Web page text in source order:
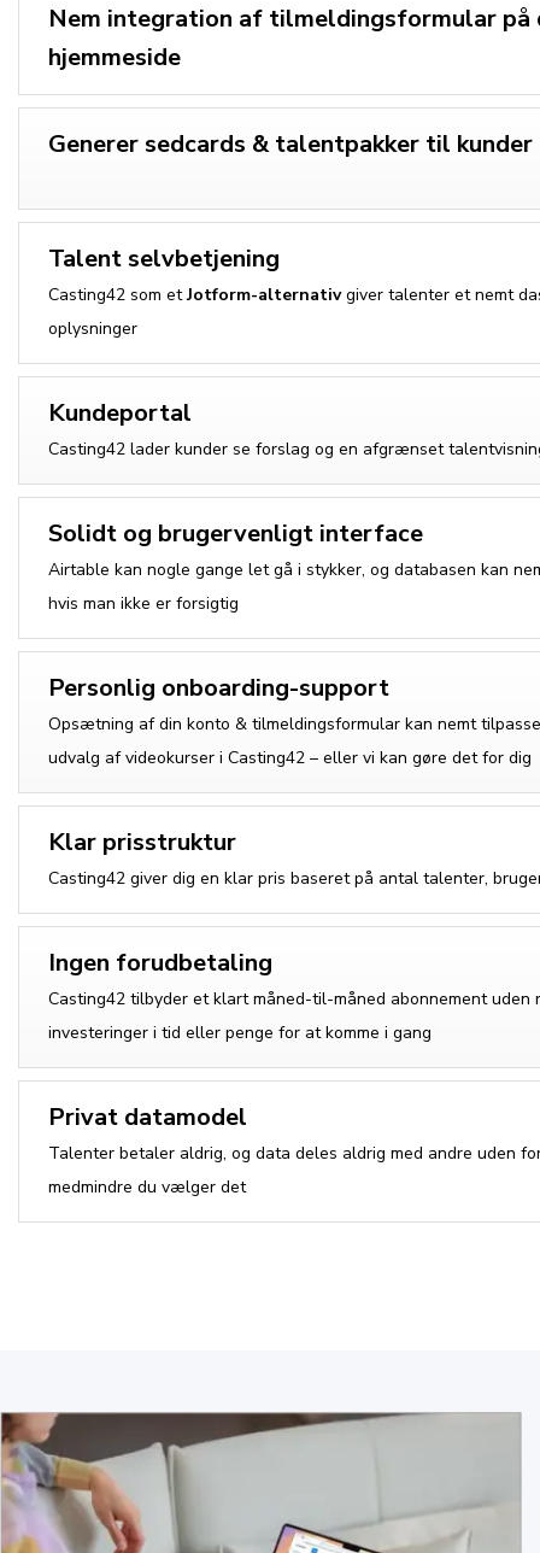
Nem integration af tilmeldingsformular på
hjemmeside
Generer sedcards & talentpakker til kunder
Talent selvbetjening
Casting42 som etJotform-alternativgiver talenter et nemt
oplysninger
Kundeportal
Casting42 lader kunder se forslag og en afgrænset
Solidt og brugervenligt interface
Airtable kan nogle gange let gå i stykker, og databasen kan
hvis man ikke er forsigtig
Personlig onboarding-support
Opsætning af din konto & tilmeldingsformular kan nemt
udvalg af videokurser i Casting42 – eller vi kan gøre det for dig
Klar prisstruktur
Casting42 giver dig en klar pris baseret på antal talenter,
Ingen forudbetaling
Casting42 tilbyder et klart måned-til-måned abonnement uden
investeringer i tid eller penge for at komme i gang
Privat datamodel
Talenter betaler aldrig, og data deles aldrig med andre uden
medmindre du vælger det